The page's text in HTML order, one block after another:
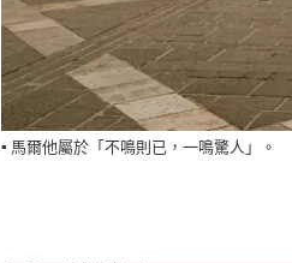
▪️ 馬爾他屬於「不鳴則已，一鳴驚人」。